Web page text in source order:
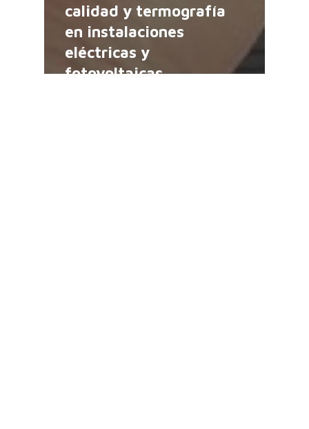
calidad y termografía
en instalaciones
eléctricas y
fotovoltaicas